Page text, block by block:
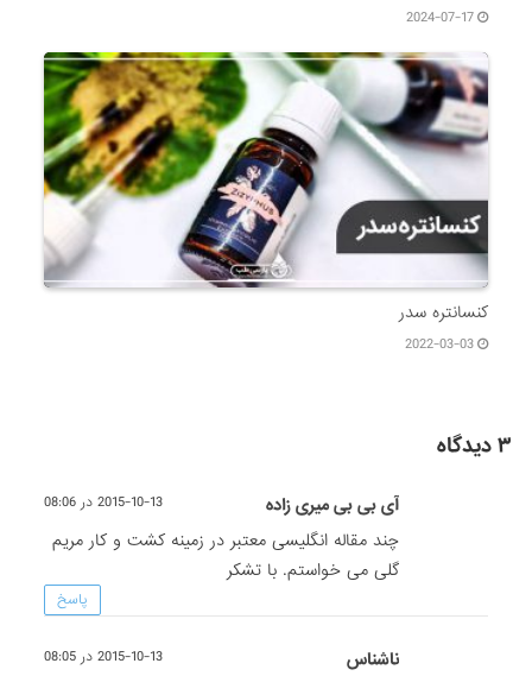
2024-07-17
کنسانتره سدر
2022-03-03
۳ دیدگاه
آی بی بی میری زاده 2015-10-13 در 08:06
چند مقاله انگلیسی معتبر در زمینه کشت و کار مریم
گلی می خواستم. با تشکر
پاسخ
ناشناس 2015-10-13 در 08:05